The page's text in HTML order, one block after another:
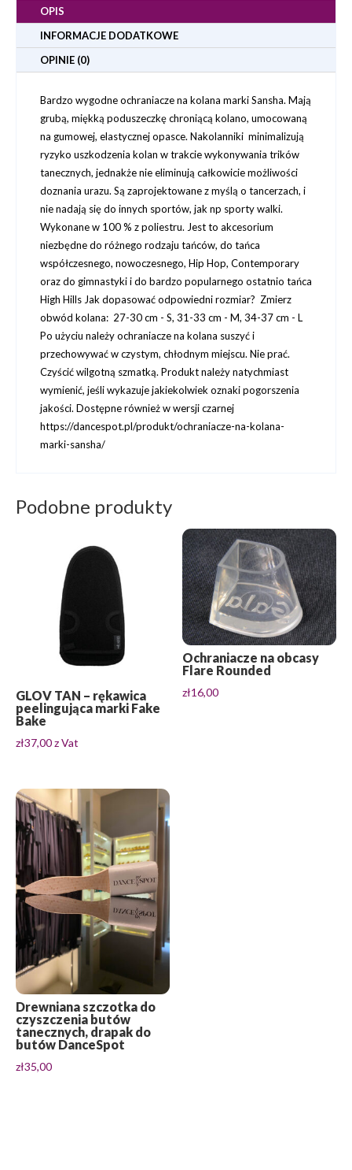
OPIS
INFORMACJE DODATKOWE
OPINIE (0)
Bardzo wygodne ochraniacze na kolana marki Sansha. Mają
grubą, miękką poduszeczkę chroniącą kolano, umocowaną
na gumowej, elastycznej opasce. Nakolanniki minimalizują
ryzyko uszkodzenia kolan w trakcie wykonywania trików
tanecznych, jednakże nie eliminują całkowicie możliwości
doznania urazu. Są zaprojektowane z myślą o tancerzach, i
nie nadają się do innych sportów, jak np sporty walki.
Wykonane w 100 % z poliestru. Jest to akcesorium
niezbędne do różnego rodzaju tańców, do tańca
współczesnego, nowoczesnego, Hip Hop, Contemporary
oraz do gimnastyki i do bardzo popularnego ostatnio tańca
High Hills Jak dopasować odpowiedni rozmiar? Zmierz
obwód kolana: 27-30 cm - S, 31-33 cm - M, 34-37 cm - L
Po użyciu należy ochraniacze na kolana suszyć i
przechowywać w czystym, chłodnym miejscu. Nie prać.
Czyścić wilgotną szmatką. Produkt należy natychmiast
wymienić, jeśli wykazuje jakiekolwiek oznaki pogorszenia
jakości. Dostępne również w wersji czarnej
https://dancespot.pl/produkt/ochraniacze-na-kolana-
marki-sansha/
Podobne produkty
GLOV TAN – rękawica
peelingująca marki Fake
Bake
zł37,00z Vat
Ochraniacze na obcasy
Flare Rounded
zł16,00
Drewniana szczotka do
czyszczenia butów
tanecznych, drapak do
butów DanceSpot
zł35,00